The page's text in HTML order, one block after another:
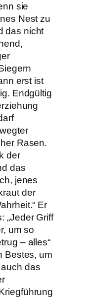
sie
Nest zu
das nicht
erst ist
Endgültig
Rasen.
der
das
jenes
der
Er
„Jeder Griff
um so
– alles“
Bestes, um
das